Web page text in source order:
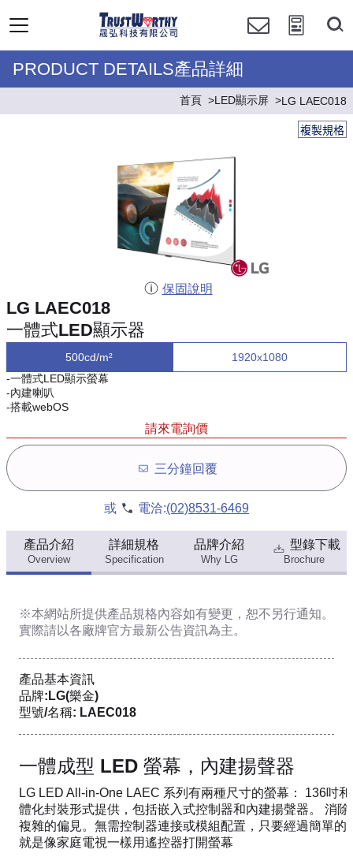
PRODUCT DETAILS產品詳細
首頁 LED顯示屏 LG LAEC018
複製規格
保固說明
LG LAEC018
一體式LED顯示器
500cd/m²
1920x1080
-一體式LED顯示螢幕
-內建喇叭
-搭載webOS
請來電詢價
三分鐘回覆
或 電洽:(02)8531-6469
產品介紹
Overview
詳細規格
Specification
品牌介紹
Why LG
型錄下載
Brochure
※本網站所提供產品規格內容如有變更，恕不另行通知。
實際請以各廠牌官方最新公告資訊為主。
產品基本資訊
品牌:LG(樂金)
型號/名稱: LAEC018
一體成型 LED 螢幕，內建揚聲器
LG LED All-in-One LAEC 系列有兩種尺寸的螢幕： 136吋
體化封裝形式提供，包括嵌入式控制器和內建揚聲器。 消
複雜的偏見。無需控制器連接或模組配置，只要經過簡單的
就是像家庭電視一樣用遙控器打開螢幕